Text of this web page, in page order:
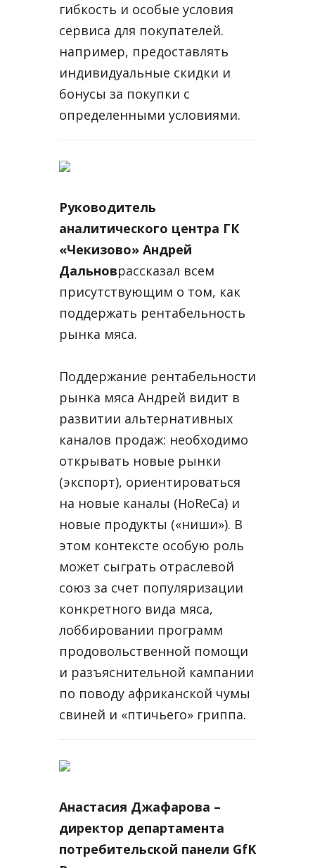
гибкость и особые условия
сервиса для покупателей.
например, предоставлять
индивидуальные скидки и
бонусы за покупки с
определенными условиями.
Руководитель
аналитического центра ГК
«Чекизово» Андрей
Дальноврассказал всем
присутствующим о том, как
поддержать рентабельность
рынка мяса.
Поддержание рентабельности
рынка мяса Андрей видит в
развитии альтернативных
каналов продаж: необходимо
открывать новые рынки
(экспорт), ориентироваться
на новые каналы (HoReCa) и
новые продукты («ниши»). В
этом контексте особую роль
может сыграть отраслевой
союз за счет популяризации
конкретного вида мяса,
лоббировании программ
продовольственной помощи
и разъяснительной кампании
по поводу африканской чумы
свиней и «птичьего» гриппа.
Анастасия Джафарова –
директор департамента
потребительской панели GfK